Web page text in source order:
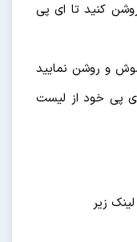
کنید تا ای پی
و روشن نمایید
ای پی خود از لیست
زیر